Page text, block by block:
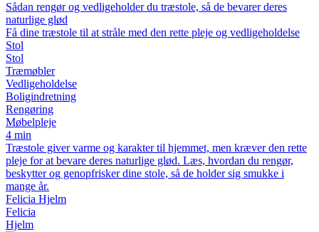
Sådan rengør og vedligeholder du træstole, så de bevarer deres
naturlige glød
Få dine træstole til at stråle med den rette pleje og vedligeholdelse
Stol
Stol
Træmøbler
Vedligeholdelse
Boligindretning
Rengøring
Møbelpleje
4 min
Træstole giver varme og karakter til hjemmet, men kræver den rette
pleje for at bevare deres naturlige glød. Læs, hvordan du rengør,
beskytter og genopfrisker dine stole, så de holder sig smukke i
mange år.
Felicia Hjelm
Felicia
Hjelm